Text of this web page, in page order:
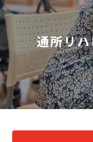
通所リ